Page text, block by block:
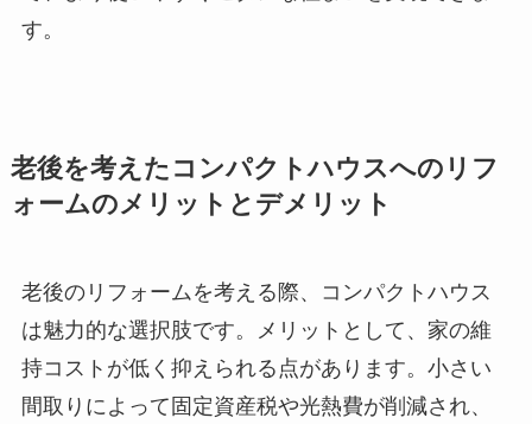
す。
老後を考えたコンパクトハウスへのリフ
ォームのメリットとデメリット
老後のリフォームを考える際、コンパクトハウス
は魅力的な選択肢です。メリットとして、家の維
持コストが低く抑えられる点があります。小さい
間取りによって固定資産税や光熱費が削減され、